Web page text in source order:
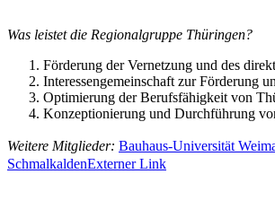
Was leistet die Regionalgruppe Thüringen?
Förderung der Vernetzung und des
Interessengemeinschaft zur Förderung
Optimierung der Berufsfähigkeit von
Konzeptionierung und Durchführung
Weitere Mitglieder: Bauhaus-Universität
SchmalkaldenExterner Link